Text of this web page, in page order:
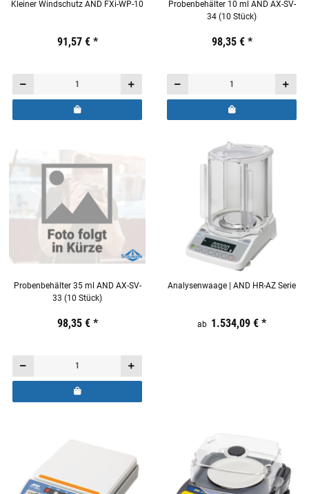
Kleiner Windschutz AND FXi-WP-10
19,44 €inkl. 19% USt.
91,57 € *
Probenbehälter 10 ml AND AX-SV-
34 (10 Stück)
19,44 €inkl. 19% USt.
98,35 € *
Probenbehälter 35 ml AND AX-SV-
33 (10 Stück)
19,44 €inkl. 19% USt.
98,35 € *
Analysenwaage | AND HR-AZ Serie
19,44 €inkl. 19% USt.
ab 1.534,09 €*